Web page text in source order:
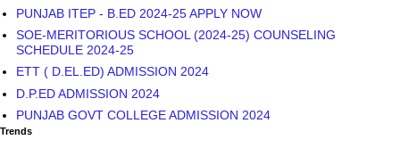
PUNJAB ITEP - B.ED 2024-25 APPLY NOW
SOE-MERITORIOUS SCHOOL (2024-25) COUNSELING
SCHEDULE 2024-25
ETT ( D.EL.ED) ADMISSION 2024
D.P.ED ADMISSION 2024
PUNJAB GOVT COLLEGE ADMISSION 2024
Trends